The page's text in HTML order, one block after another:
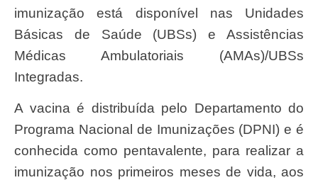
imunização está disponível nas Unidades
Básicas de Saúde (UBSs) e Assistências
Médicas Ambulatoriais (AMAs)/UBSs
Integradas.
A vacina é distribuída pelo Departamento do
Programa Nacional de Imunizações (DPNI) e é
conhecida como pentavalente, para realizar a
imunização nos primeiros meses de vida, aos